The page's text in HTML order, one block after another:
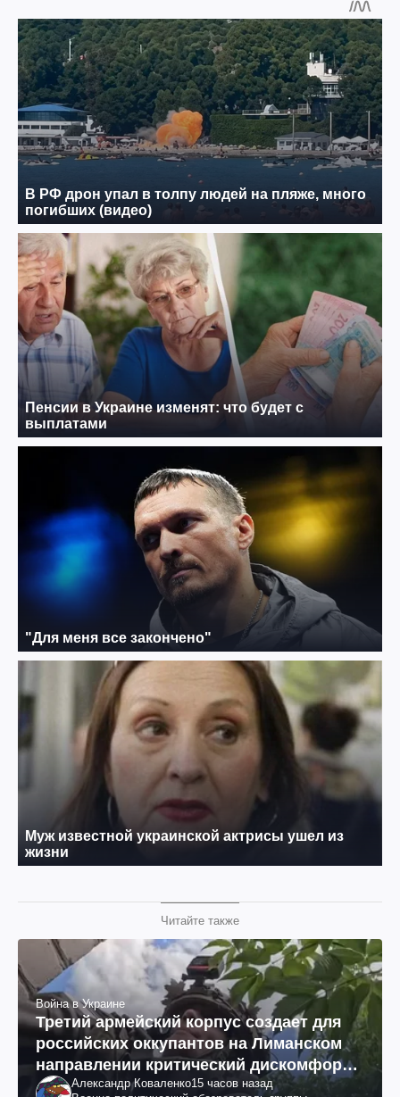
Читайте также
Война в Украине
Третий армейский корпус создает для
российских оккупантов на Лиманском
направлении критический дискомфорт:
как это удалось
Александр Коваленко15 часов назад